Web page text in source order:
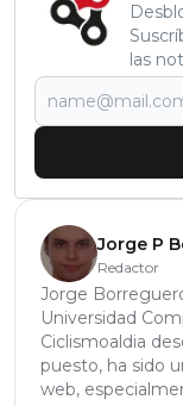
las
Jorge P
Redactor
Jorge
Universidad
Ciclismoaldia
puesto, ha sido
web,